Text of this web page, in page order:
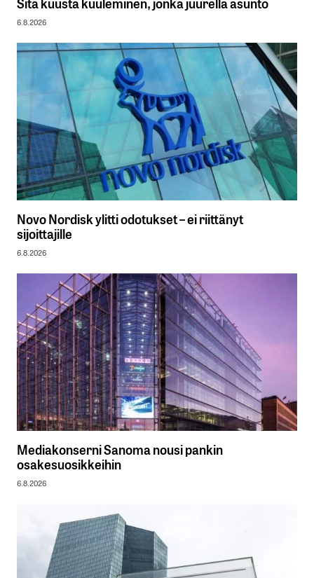
6.8.2026
Novo Nordisk ylitti odotukset – ei riittänyt
sijoittajille
6.8.2026
Mediakonserni Sanoma nousi pankin
osakesuosikkeihin
6.8.2026